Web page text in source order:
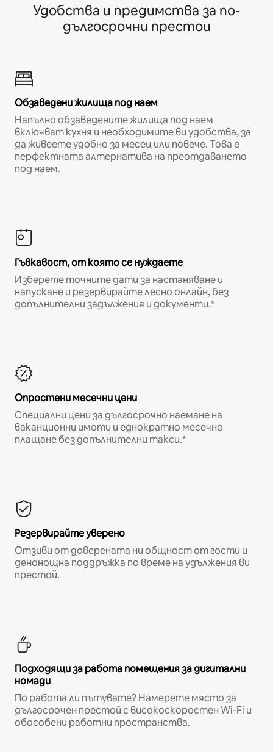
Удобства и предимства за по-
дългосрочни престои
Обзаведени жилища под наем
Напълно обзаведените жилища под наем
включват кухня и необходимите ви удобства, за
да живеете удобно за месец или повече. Това е
перфектната алтернатива на преотдаването
под наем.
Гъвкавост, от която се нуждаете
Изберете точните дати за настаняване и
напускане и резервирайте лесно онлайн, без
допълнителни задължения и документи.*
Опростени месечни цени
Специални цени за дългосрочно наемане на
ваканционни имоти и еднократно месечно
плащане без допълнителни такси.*
Резервирайте уверено
Отзиви от доверената ни общност от гости и
денонощна поддръжка по време на удължения ви
престой.
Подходящи за работа помещения за дигитални
номади
По работа ли пътувате? Намерете място за
дългосрочен престой с високоскоростен Wi-Fi и
обособени работни пространства.